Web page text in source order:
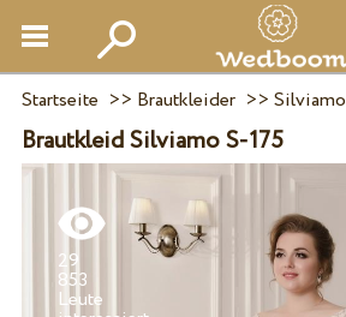
Startseite >> Brautkleider>> Silviamo
Brautkleid Silviamo S-175
29
853
Leute